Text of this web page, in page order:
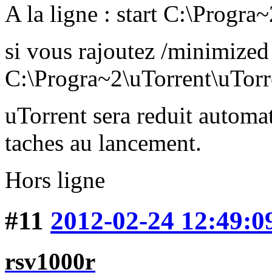
A la ligne : start
si vous rajoutez /
uTorrent sera reduit
taches au lancement.
Hors ligne
#11 2012-02-24
rsv1000r